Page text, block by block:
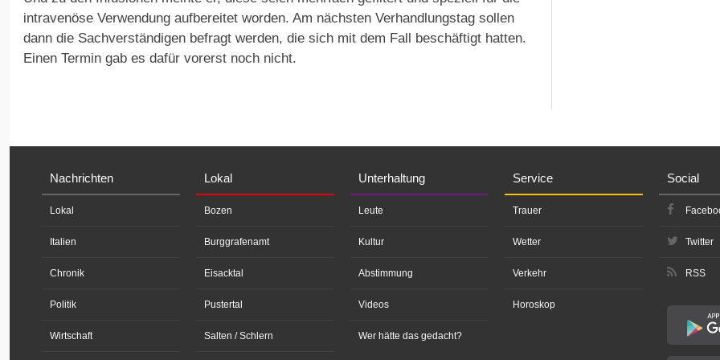
intravenöse Verwendung aufbereitet worden. Am nächsten Verhandlungstag sollen
dann die Sachverständigen befragt werden, die sich mit dem Fall beschäftigt hatten.
Einen Termin gab es dafür vorerst noch nicht.
Nachrichten
Lokal
Italien
Chronik
Politik
Wirtschaft
Lokal
Bozen
Burggrafenamt
Eisacktal
Pustertal
Salten / Schlern
Unterhaltung
Leute
Kultur
Abstimmung
Videos
Wer hätte das gedacht?
Service
Trauer
Wetter
Verkehr
Horoskop
Social
Twitter
RSS